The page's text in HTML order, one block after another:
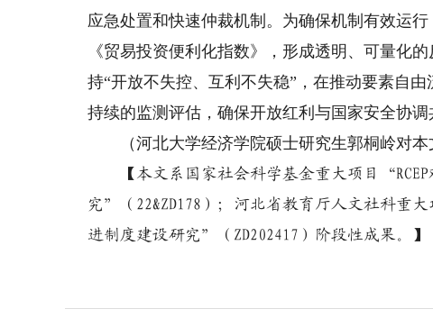
应急处置和快速仲裁机制。为确保机制有效运
《贸易投资便利化指数》，形成透明、可量化
持“开放不失控、互利不失稳”，在推动要素自
持续的监测评估，确保开放红利与国家安全协调
（河北大学经济学院硕士研究生郭桐岭对本
【本文系国家社会科学基金重大项目“RCEP
究”（22&ZD178）；河北省教育厅人文社科重
进制度建设研究”（ZD202417）阶段性成果。】